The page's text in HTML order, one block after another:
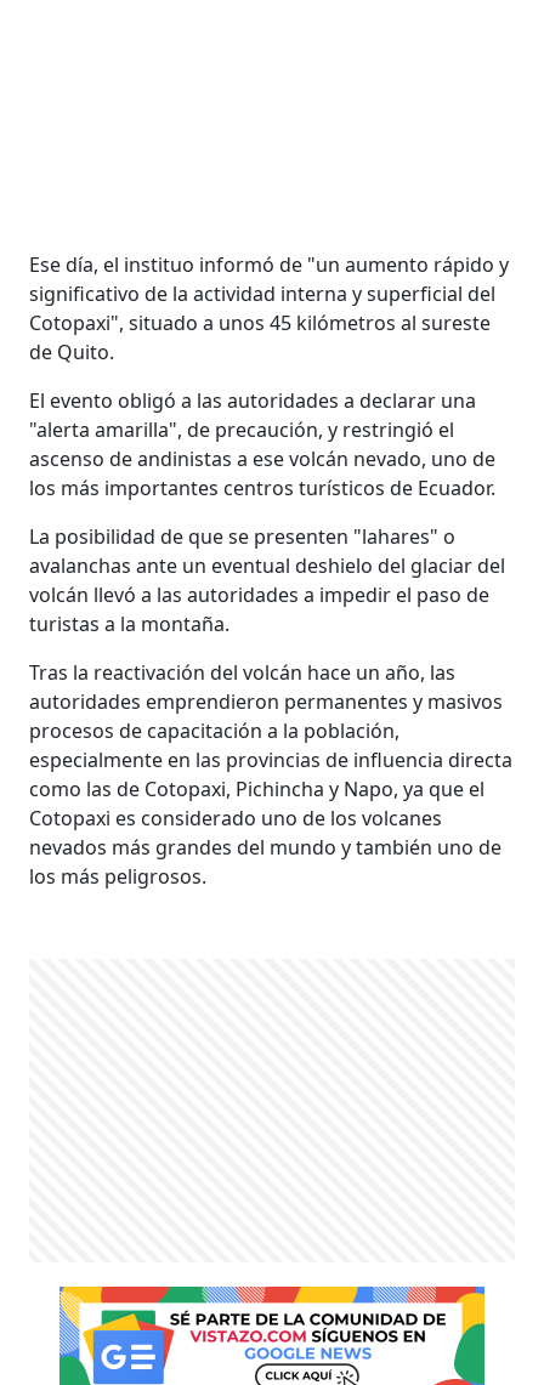
Ese día, el instituo informó de "un aumento rápido y
significativo de la actividad interna y superficial del
Cotopaxi", situado a unos 45 kilómetros al sureste
de Quito.
El evento obligó a las autoridades a declarar una
"alerta amarilla", de precaución, y restringió el
ascenso de andinistas a ese volcán nevado, uno de
los más importantes centros turísticos de Ecuador.
La posibilidad de que se presenten "lahares" o
avalanchas ante un eventual deshielo del glaciar del
volcán llevó a las autoridades a impedir el paso de
turistas a la montaña.
Tras la reactivación del volcán hace un año, las
autoridades emprendieron permanentes y masivos
procesos de capacitación a la población,
especialmente en las provincias de influencia directa
como las de Cotopaxi, Pichincha y Napo, ya que el
Cotopaxi es considerado uno de los volcanes
nevados más grandes del mundo y también uno de
los más peligrosos.